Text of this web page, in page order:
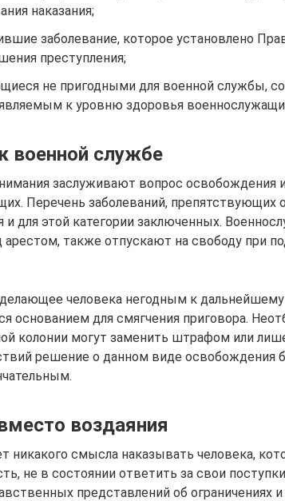
наказания;
заболевание, которое установлено
преступления;
не пригодными для военной службы,
к уровню здоровья
военной службе
заслуживают вопрос освобождения
Перечень заболеваний, препятствующих
и для этой категории заключенных.
арестом, также отпускают на свободу при
делающее человека негодным к
основанием для смягчения приговора.
колонии могут заменить штрафом или
решение о данном виде освобождения
воздаяния
никакого смысла наказывать человека,
не в состоянии ответить за свои
представлений об ограничениях и